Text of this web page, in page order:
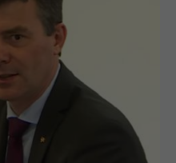
radiologilor: În
în șanse la viață